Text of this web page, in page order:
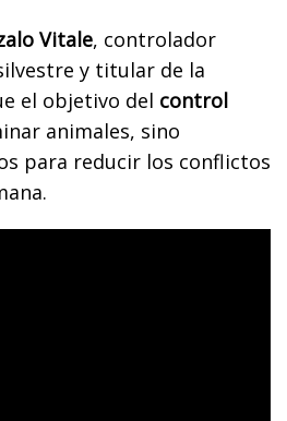
Vitale, controlador
y titular de la
el objetivo del control
animales, sino
para reducir los conflictos